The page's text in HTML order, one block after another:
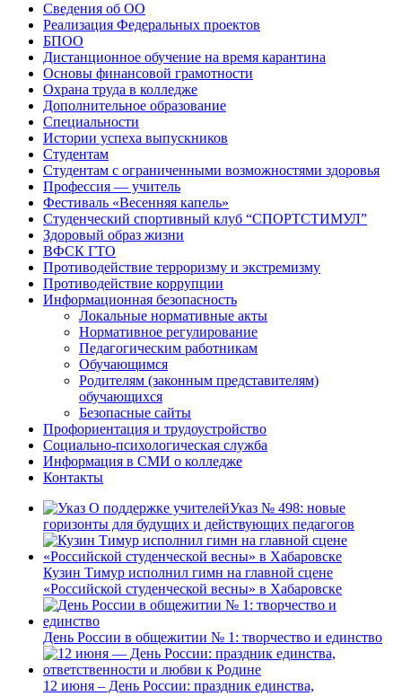
Сведения об ОО
Реализация Федеральных проектов
БПОО
Дистанционное обучение на время карантина
Основы финансовой грамотности
Охрана труда в колледже
Дополнительное образование
Специальности
Истории успеха выпускников
Студентам
Студентам с ограниченными возможностями здоровья
Профессия — учитель
Фестиваль «Весенняя капель»
Студенческий спортивный клуб “СПОРТСТИМУЛ”
Здоровый образ жизни
ВФСК ГТО
Противодействие терроризму и экстремизму
Противодействие коррупции
Информационная безопасность
Локальные нормативные акты
Нормативное регулирование
Педагогическим работникам
Обучающимся
Родителям (законным представителям)
обучающихся
Безопасные сайты
Профориентация и трудоустройство
Социально-психологическая служба
Информация в СМИ о колледже
Контакты
Указ № 498: новые
горизонты для будущих и действующих педагогов
Кузин Тимур исполнил гимн на главной сцене
«Российской студенческой весны» в Хабаровске
День России в общежитии № 1: творчество и единство
12 июня – День России: праздник единства,